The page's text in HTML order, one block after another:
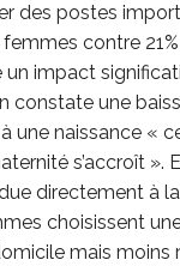
des postes
contre
un impact
constate une
une naissance «
s’accroît ».
directement à
choisissent
mais moins